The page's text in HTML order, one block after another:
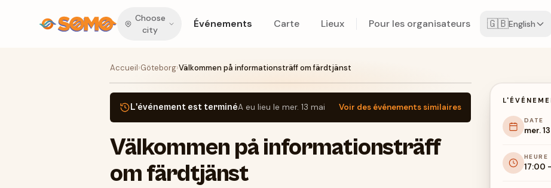
Choose
city
Événements Carte Lieux Pour les organisateurs 🇬🇧English
Accueil›Göteborg›Välkommen på informationsträff om färdtjänst
L'événement est terminéA eu lieu le mer. 13 mai Voir des événements similaires
Välkommen på informationsträff
om färdtjänst
DATE
mer.
HEURE
17:00 -